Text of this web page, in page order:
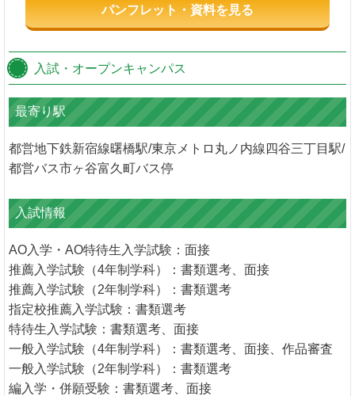
パンフレット・資料を見る
入試・オープンキャンパス
最寄り駅
都営地下鉄新宿線曙橋駅/東京メトロ丸ノ内線四谷三丁目駅/
都営バス市ヶ谷富久町バス停
入試情報
AO入学・AO特待生入学試験：面接
推薦入学試験（4年制学科）：書類選考、面接
推薦入学試験（2年制学科）：書類選考
指定校推薦入学試験：書類選考
特待生入学試験：書類選考、面接
一般入学試験（4年制学科）：書類選考、面接、作品審査
一般入学試験（2年制学科）：書類選考
編入学・併願受験：書類選考、面接